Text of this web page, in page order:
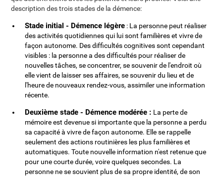
description des trois stades de la démence:
Stade initial - Démence légère : La personne peut réaliser
des activités quotidiennes qui lui sont familières et vivre de
façon autonome. Des difficultés cognitives sont cependant
visibles : la personne a des difficultés pour réaliser de
nouvelles tâches, se concentrer, se souvenir de l'endroit où
elle vient de laisser ses affaires, se souvenir du lieu et de
l'heure de nouveaux rendez-vous, assimiler une information
récente.
Deuxième stade - Démence modérée : La perte de
mémoire est devenue si importante que la personne a perdu
sa capacité à vivre de façon autonome. Elle se rappelle
seulement des actions routinières les plus familières et
automatiques. Toute nouvelle information n'est retenue que
pour une courte durée, voire quelques secondes. La
personne ne se souvient plus de sa propre identité, de son